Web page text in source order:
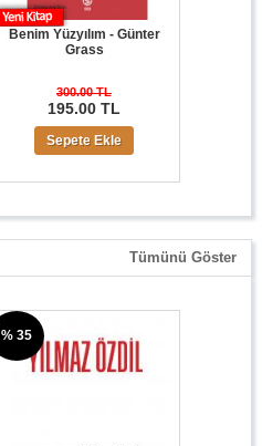
Benim Yüzyılım - Günter
Grass
300.00 TL
195.00 TL
Sepete Ekle
Tümünü Göster
% 35